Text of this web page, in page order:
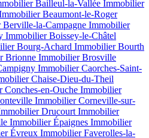
Bailleul-la-Vallée Immobilier
Beaumont-le-Roger
la-Campagne Immobilier
Immobilier Boissey-le-Châtel
Bourg-Achard Immobilier Bourth
Brionne Immobilier Brosville
Immobilier Caorches-Saint-
Chaise-Dieu-du-Theil
Conches-en-Ouche Immobilier
Immobilier Corneville-sur-
Drucourt Immobilier
Immobilier Épaignes Immobilier
Évreux Immobilier Faverolles-la-